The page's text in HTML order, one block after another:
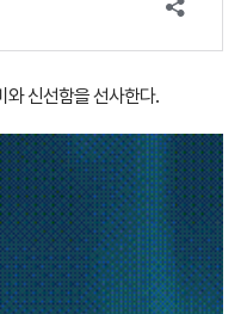
신선함을 선사한다.